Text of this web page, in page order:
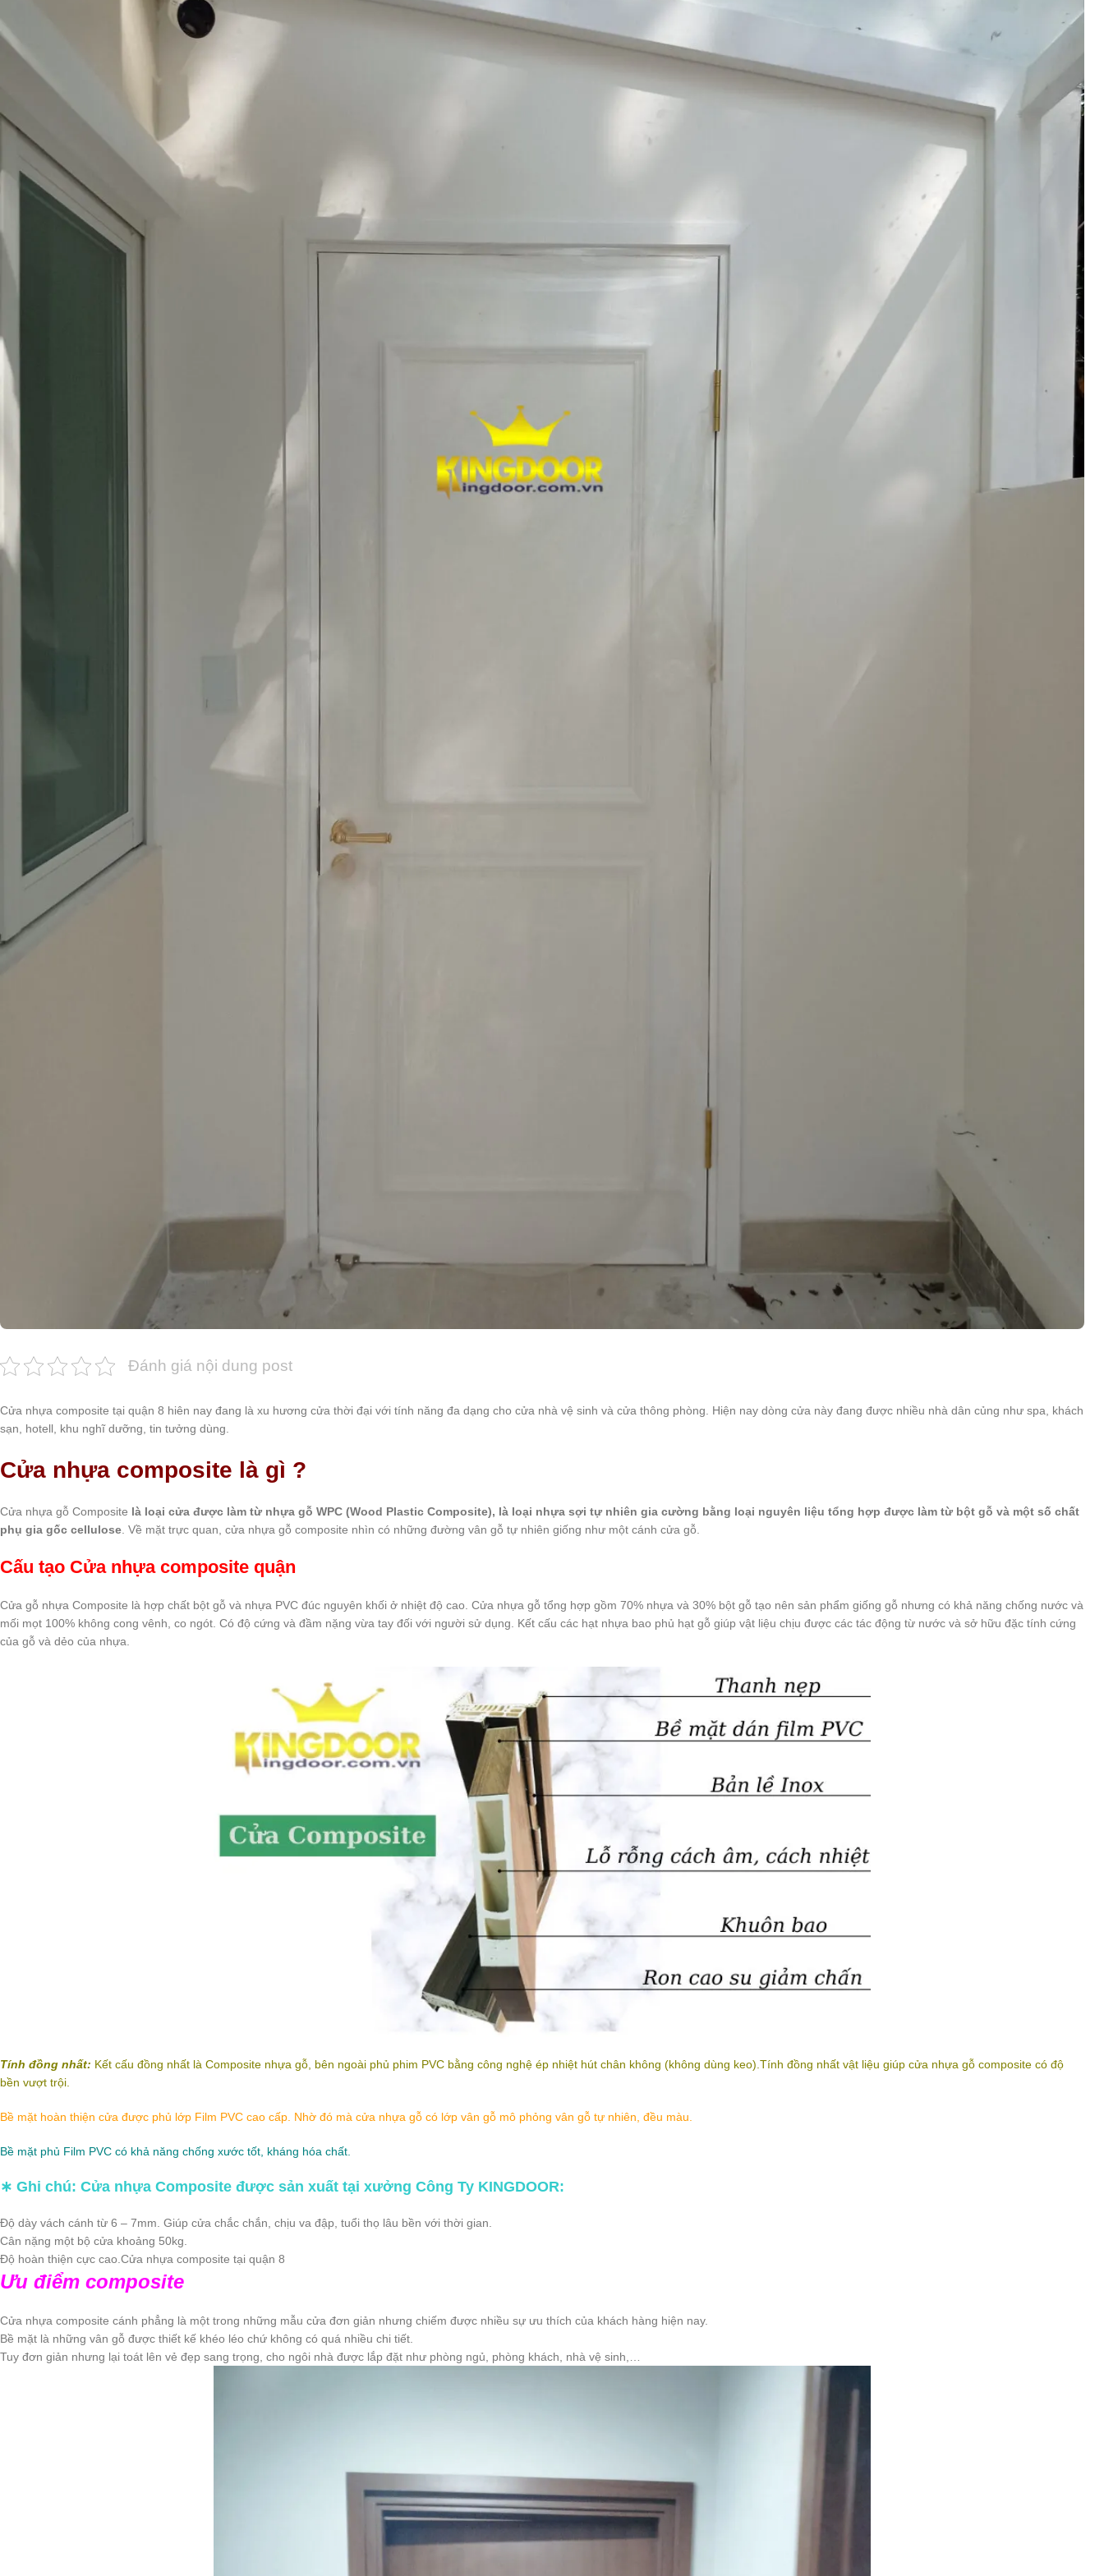
Đánh giá nội dung post
Cửa nhựa composite tại quận 8 hiên nay đang là xu hương cửa thời đại với tính năng đa dạng cho cửa nhà vệ sinh và cửa thông phòng. Hiện nay dòng cửa này đang được nhiều nhà dân củng như spa, khách
sạn, hotell, khu nghĩ dưỡng, tin tưởng dùng.
Cửa nhựa composite là gì ?
Cửa nhựa gỗ Composite là loại cửa được làm từ nhựa gỗ WPC (Wood Plastic Composite), là loại nhựa sợi tự nhiên gia cường bằng loại nguyên liệu tổng hợp được làm từ bột gỗ và một số chất
phụ gia gốc cellulose . Về mặt trực quan, cửa nhựa gỗ composite nhìn có những đường vân gỗ tự nhiên giống như một cánh cửa gỗ.
Cấu tạo Cửa nhựa composite quận
Cửa gỗ nhựa Composite là hợp chất bột gỗ và nhựa PVC đúc nguyên khối ở nhiệt độ cao. Cửa nhựa gỗ tổng hợp gồm 70% nhựa và 30% bột gỗ tạo nên sản phẩm giống gỗ nhưng có khả năng chống nước và
mối mọt 100% không cong vênh, co ngót. Có độ cứng và đầm nặng vừa tay đối với người sử dụng. Kết cấu các hạt nhựa bao phủ hạt gỗ giúp vật liệu chịu được các tác động từ nước và sở hữu đặc tính cứng
của gỗ và dẻo của nhựa.
Tính đồng nhất: Kết cấu đồng nhất là Composite nhựa gỗ, bên ngoài phủ phim PVC bằng công nghệ ép nhiệt hút chân không (không dùng keo).Tính đồng nhất vật liệu giúp cửa nhựa gỗ composite có độ
bền vượt trội.
Bề mặt hoàn thiện cửa được phủ lớp Film PVC cao cấp. Nhờ đó mà cửa nhựa gỗ có lớp vân gỗ mô phỏng vân gỗ tự nhiên, đều màu.
Bề mặt phủ Film PVC có khả năng chống xước tốt, kháng hóa chất.
∗ Ghi chú: Cửa nhựa Composite được sản xuất tại xưởng Công Ty KINGDOOR:
Độ dày vách cánh từ 6 – 7mm. Giúp cửa chắc chắn, chịu va đập, tuổi thọ lâu bền với thời gian.
Cân nặng một bộ cửa khoảng 50kg.
Độ hoàn thiện cực cao.Cửa nhựa composite tại quận 8
Ưu điểm composite
Cửa nhựa composite cánh phẳng là một trong những mẫu cửa đơn giản nhưng chiếm được nhiều sự ưu thích của khách hàng hiện nay.
Bề mặt là những vân gỗ được thiết kế khéo léo chứ không có quá nhiều chi tiết.
Tuy đơn giản nhưng lại toát lên vẻ đẹp sang trọng, cho ngôi nhà được lắp đặt như phòng ngủ, phòng khách, nhà vệ sinh,…